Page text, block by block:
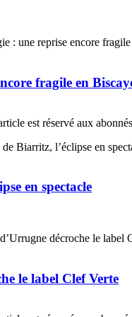
fragile en
est réservé aux abonnés
en spectacle
le label Clef Verte